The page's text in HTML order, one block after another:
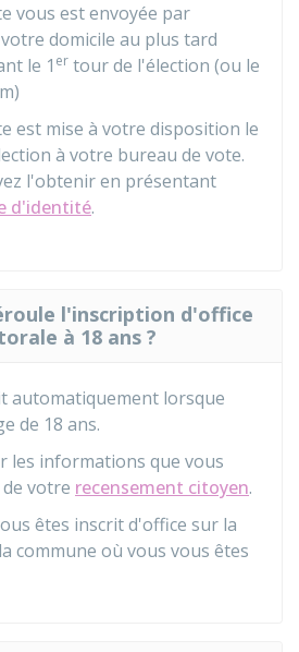
vous est envoyée par
domicile au plus tard
le 1 er tour de l'élection (ou le
est mise à votre disposition le
à votre bureau de vote.
l'obtenir en présentant
d'identité.
l'inscription d'office
à 18 ans ?
automatiquement lorsque
de 18 ans.
les informations que vous
votre recensement citoyen.
êtes inscrit d'office sur la
commune où vous vous êtes